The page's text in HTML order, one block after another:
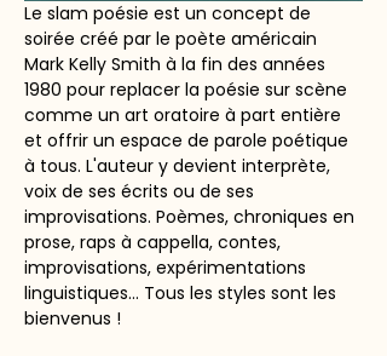
Le slam poésie est un concept de
soirée créé par le poète américain
Mark Kelly Smith à la fin des années
1980 pour replacer la poésie sur scène
comme un art oratoire à part entière
et offrir un espace de parole poétique
à tous. L'auteur y devient interprète,
voix de ses écrits ou de ses
improvisations. Poèmes, chroniques en
prose, raps à cappella, contes,
improvisations, expérimentations
linguistiques... Tous les styles sont les
bienvenus !